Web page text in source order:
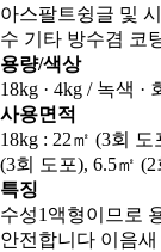
아스팔트슁글 및
수 기타 방수겸 코
용량/색상
18kg · 4kg / 녹색 ·
사용면적
18kg : 22㎡ (3회
(3회 도포), 6.5㎡
특징
수성1액형이므로
안전합니다 이음